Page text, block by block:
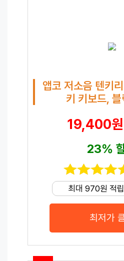
앱코 저소음 텐키
키 키보드,
19,400원
23%
최대 970원 적립
최저가